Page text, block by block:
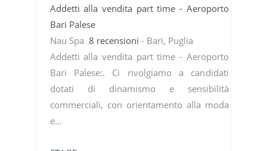
Addetti alla vendita part time - Aeroporto
Bari Palese
Nau Spa 8 recensioni - Bari, Puglia
Addetti alla vendita part time - Aeroporto
Bari Palese:. Ci rivolgiamo a candidati
dotati di dinamismo e sensibilità
commerciali, con orientamento alla moda
e...